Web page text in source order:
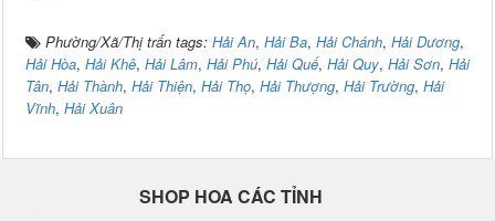
Phường/Xã/Thị trấn tags: Hải An, Hải Ba, Hải Chánh, Hải Dương,
Hải Hòa, Hải Khê, Hải Lâm, Hải Phú, Hải Quế, Hải Quy, Hải Sơn, Hải
Tân, Hải Thành, Hải Thiện, Hải Thọ, Hải Thượng, Hải Trường, Hải
Vĩnh, Hải Xuân
SHOP HOA CÁC TỈNH